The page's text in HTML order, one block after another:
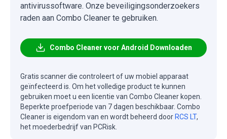
antivirussoftware. Onze beveiligingsonderzoekers
raden aan Combo Cleaner te gebruiken.
Combo Cleaner voor Android Downloaden
Gratis scanner die controleert of uw mobiel apparaat
geïnfecteerd is. Om het volledige product te kunnen
gebruiken moet u een licentie van Combo Cleaner kopen.
Beperkte proefperiode van 7 dagen beschikbaar. Combo
Cleaner is eigendom van en wordt beheerd doorRCS LT,
het moederbedrijf van PCRisk.